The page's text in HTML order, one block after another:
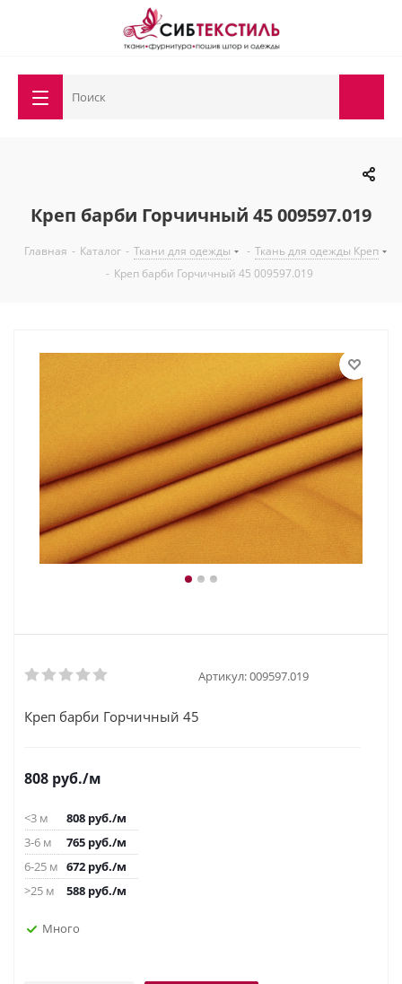
Креп барби Горчичный 45 009597.019
Главная - Каталог - Ткани для одежды - Ткань для одежды Креп
- Креп барби Горчичный 45 009597.019
Артикул:009597.019
Креп барби Горчичный 45
808 руб./м
<3 м 808 руб./м
3-6 м
765 руб./м
6-25 м 672 руб./м
>25 м
588 руб./м
Много